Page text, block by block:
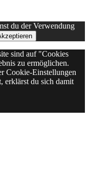
du der Verwendung
sind auf "Cookies
zu ermöglichen.
Cookie-Einstellungen
erklärst du sich damit